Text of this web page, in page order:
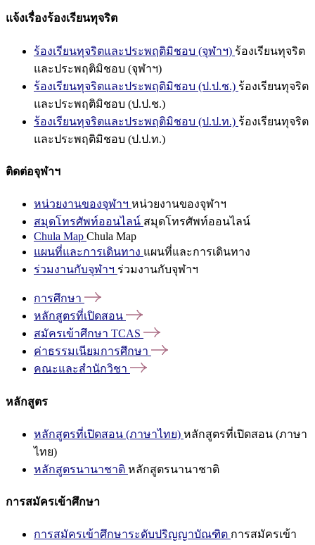
แจ้งเรื่องร้องเรียนทุจริต
ร้องเรียนทุจริตและประพฤติมิชอบ (จุฬาฯ) ร้องเรียนทุจริต
และประพฤติมิชอบ (จุฬาฯ)
ร้องเรียนทุจริตและประพฤติมิชอบ (ป.ป.ช.) ร้องเรียนทุจริต
และประพฤติมิชอบ (ป.ป.ช.)
ร้องเรียนทุจริตและประพฤติมิชอบ (ป.ป.ท.) ร้องเรียนทุจริต
และประพฤติมิชอบ (ป.ป.ท.)
ติดต่อจุฬาฯ
หน่วยงานของจุฬาฯ หน่วยงานของจุฬาฯ
สมุดโทรศัพท์ออนไลน์ สมุดโทรศัพท์ออนไลน์
Chula Map Chula Map
แผนที่และการเดินทาง แผนที่และการเดินทาง
ร่วมงานกับจุฬาฯ ร่วมงานกับจุฬาฯ
การศึกษา
หลักสูตรที่เปิดสอน
สมัครเข้าศึกษา TCAS
ค่าธรรมเนียมการศึกษา
คณะและสำนักวิชา
หลักสูตร
หลักสูตรที่เปิดสอน (ภาษาไทย) หลักสูตรที่เปิดสอน (ภาษา
ไทย)
หลักสูตรนานาชาติ หลักสูตรนานาชาติ
การสมัครเข้าศึกษา
การสมัครเข้าศึกษาระดับปริญญาบัณฑิต การสมัครเข้า